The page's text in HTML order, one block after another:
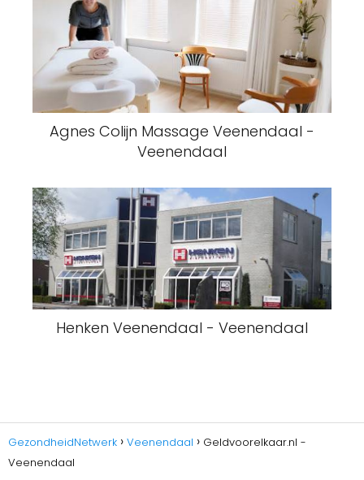
Agnes Colijn Massage Veenendaal -
Veenendaal
Henken Veenendaal - Veenendaal
GezondheidNetwerk Veenendaal
Geldvoorelkaar.nl -
Veenendaal